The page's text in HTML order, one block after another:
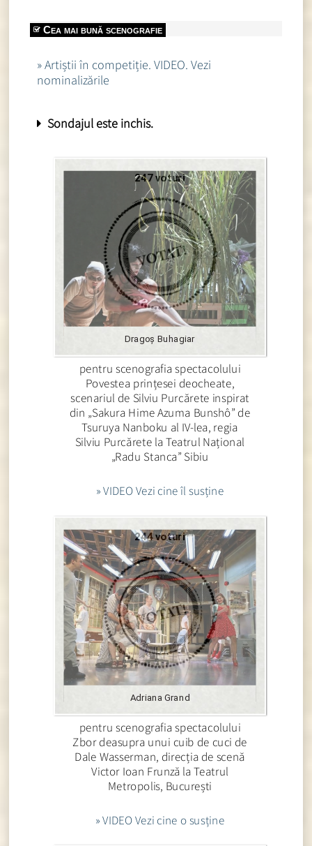
Cea mai bună scenografie
» Artiștii în competiție. VIDEO. Vezi
nominalizările
Sondajul este inchis.
Dragoș Buhagiar
247 voturi
pentru scenografia spectacolului
Povestea prințesei deocheate,
scenariul de Silviu Purcărete inspirat
din „Sakura Hime Azuma Bunshô” de
Tsuruya Nanboku al IV-lea, regia
Silviu Purcărete la Teatrul Național
„Radu Stanca” Sibiu
» VIDEO Vezi cine îl susține
Adriana Grand
244 voturi
pentru scenografia spectacolului
Zbor deasupra unui cuib de cuci de
Dale Wasserman, direcția de scenă
Victor Ioan Frunză la Teatrul
Metropolis, București
» VIDEO Vezi cine o susține